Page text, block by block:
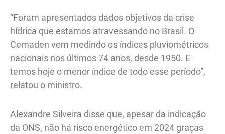
“Foram apresentados dados objetivos da crise
hídrica que estamos atravessando no Brasil. O
Cemaden vem medindo os índices pluviométricos
nacionais nos últimos 74 anos, desde 1950. E
temos hoje o menor índice de todo esse período”,
relatou o ministro.
Alexandre Silveira disse que, apesar da indicação
da ONS, não há risco energético em 2024 graças